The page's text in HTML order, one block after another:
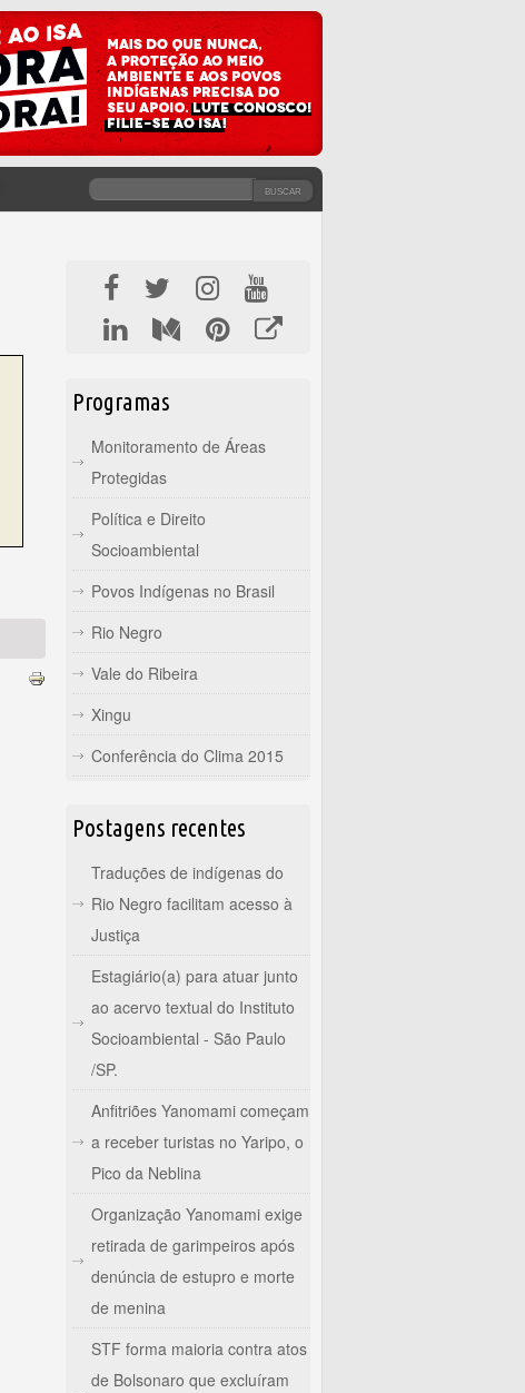
FORMULÁRIO DE BUSCA
BUSCAR
Programas
Monitoramento de Áreas
Protegidas
Política e Direito
Socioambiental
Povos Indígenas no Brasil
Rio Negro
Vale do Ribeira
Xingu
Conferência do Clima 2015
Postagens recentes
Traduções de indígenas do
Rio Negro facilitam acesso à
Justiça
Estagiário(a) para atuar junto
ao acervo textual do Instituto
Socioambiental - São Paulo
/SP.
Anfitriões Yanomami começam
a receber turistas no Yaripo, o
Pico da Neblina
Organização Yanomami exige
retirada de garimpeiros após
denúncia de estupro e morte
de menina
STF forma maioria contra atos
de Bolsonaro que excluíram